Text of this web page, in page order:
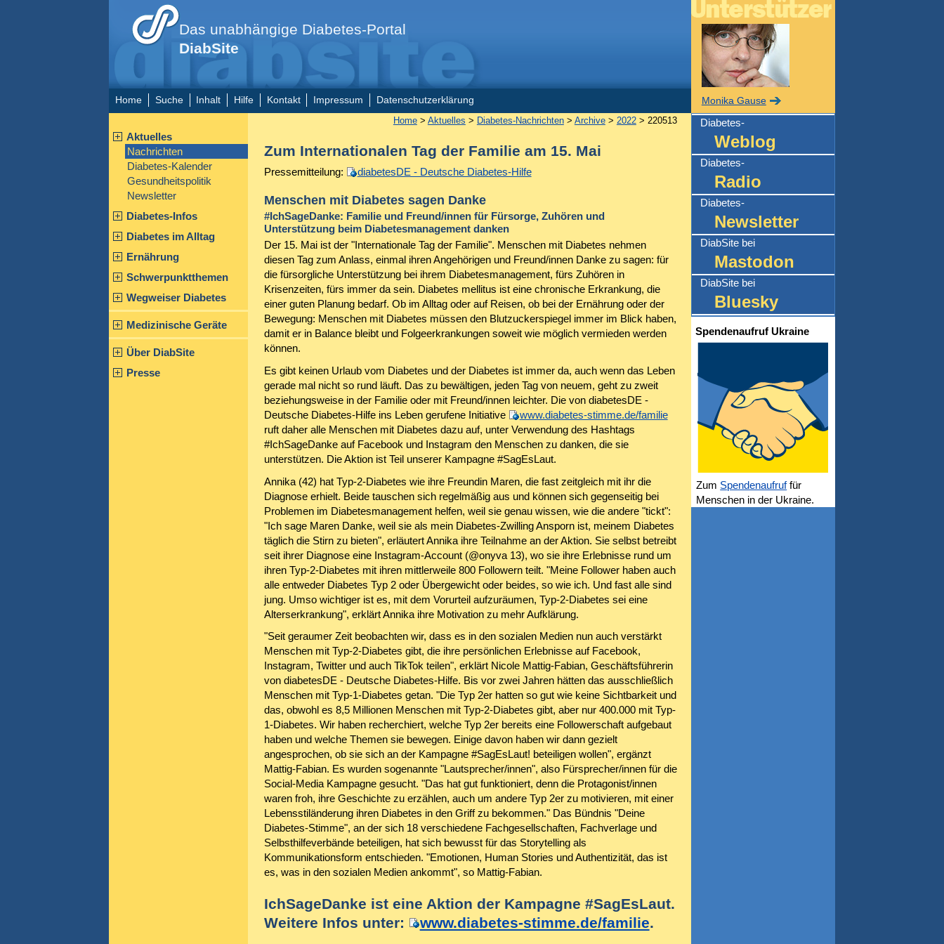
Das unabhängige Diabetes-Portal
DiabSite
Home Suche Inhalt Hilfe Kontakt Impressum Datenschutzerklärung
Aktuelles
Nachrichten
Diabetes-Kalender
Gesundheitspolitik
Newsletter
Diabetes-Infos
Diabetes im Alltag
Ernährung
Schwerpunktthemen
Wegweiser Diabetes
Medizinische Geräte
Über DiabSite
Presse
Home> Aktuelles > Diabetes-Nachrichten> Archive> 2022> 220513
Zum Internationalen Tag der Familie am 15. Mai
Pressemitteilung: diabetesDE - Deutsche Diabetes-Hilfe
Menschen mit Diabetes sagen Danke
#IchSageDanke: Familie und Freund/innen für Fürsorge, Zuhören und
Unterstützung beim Diabetesmanagement danken
Der 15. Mai ist der "Internationale Tag der Familie". Menschen mit Diabetes nehmen
diesen Tag zum Anlass, einmal ihren Angehörigen und Freund/innen Danke zu sagen: für
die fürsorgliche Unterstützung bei ihrem Diabetesmanagement, fürs Zuhören in
Krisenzeiten, fürs immer da sein. Diabetes mellitus ist eine chronische Erkrankung, die
einer guten Planung bedarf. Ob im Alltag oder auf Reisen, ob bei der Ernährung oder der
Bewegung: Menschen mit Diabetes müssen den Blutzuckerspiegel immer im Blick haben,
damit er in Balance bleibt und Folgeerkrankungen soweit wie möglich vermieden werden
können.
Es gibt keinen Urlaub vom Diabetes und der Diabetes ist immer da, auch wenn das Leben
gerade mal nicht so rund läuft. Das zu bewältigen, jeden Tag von neuem, geht zu zweit
beziehungsweise in der Familie oder mit Freund/innen leichter. Die von diabetesDE -
Deutsche Diabetes-Hilfe ins Leben gerufene Initiative
www.diabetes-stimme.de/familie
ruft daher alle Menschen mit Diabetes dazu auf, unter Verwendung des Hashtags
#IchSageDanke auf Facebook und Instagram den Menschen zu danken, die sie
unterstützen. Die Aktion ist Teil unserer Kampagne #SagEsLaut.
Annika (42) hat Typ-2-Diabetes wie ihre Freundin Maren, die fast zeitgleich mit ihr die
Diagnose erhielt. Beide tauschen sich regelmäßig aus und können sich gegenseitig bei
Problemen im Diabetesmanagement helfen, weil sie genau wissen, wie die andere "tickt":
"Ich sage Maren Danke, weil sie als mein Diabetes-Zwilling Ansporn ist, meinem Diabetes
täglich die Stirn zu bieten", erläutert Annika ihre Teilnahme an der Aktion. Sie selbst betreibt
seit ihrer Diagnose eine Instagram-Account (@onyva 13), wo sie ihre Erlebnisse rund um
ihren Typ-2-Diabetes mit ihren mittlerweile 800 Followern teilt. "Meine Follower haben auch
alle entweder Diabetes Typ 2 oder Übergewicht oder beides, so wie ich. Und fast alle sind
jung. Umso wichtiger ist es, mit dem Vorurteil aufzuräumen, Typ-2-Diabetes sei eine
Alterserkrankung", erklärt Annika ihre Motivation zu mehr Aufklärung.
"Seit geraumer Zeit beobachten wir, dass es in den sozialen Medien nun auch verstärkt
Menschen mit Typ-2-Diabetes gibt, die ihre persönlichen Erlebnisse auf Facebook,
Instagram, Twitter und auch TikTok teilen", erklärt Nicole Mattig-Fabian, Geschäftsführerin
von diabetesDE - Deutsche Diabetes-Hilfe. Bis vor zwei Jahren hätten das ausschließlich
Menschen mit Typ-1-Diabetes getan. "Die Typ 2er hatten so gut wie keine Sichtbarkeit und
das, obwohl es 8,5 Millionen Menschen mit Typ-2-Diabetes gibt, aber nur 400.000 mit Typ-
1-Diabetes. Wir haben recherchiert, welche Typ 2er bereits eine Followerschaft aufgebaut
haben und welche Themen sie bewegen. Einige davon haben wir dann gezielt
angesprochen, ob sie sich an der Kampagne #SagEsLaut! beteiligen wollen", ergänzt
Mattig-Fabian. Es wurden sogenannte "Lautsprecher/innen", also Fürsprecher/innen für die
Social-Media Kampagne gesucht. "Das hat gut funktioniert, denn die Protagonist/innen
waren froh, ihre Geschichte zu erzählen, auch um andere Typ 2er zu motivieren, mit einer
Lebensstiländerung ihren Diabetes in den Griff zu bekommen." Das Bündnis "Deine
Diabetes-Stimme", an der sich 18 verschiedene Fachgesellschaften, Fachverlage und
Selbsthilfeverbände beteiligen, hat sich bewusst für das Storytelling als
Kommunikationsform entschieden. "Emotionen, Human Stories und Authentizität, das ist
es, was in den sozialen Medien ankommt", so Mattig-Fabian.
IchSageDanke ist eine Aktion der Kampagne #SagEsLaut.
Weitere Infos unter:
www.diabetes-stimme.de/familie.
Monika Gause
Diabetes-
Weblog
Diabetes-
Radio
Diabetes-
Newsletter
DiabSite bei
Mastodon
DiabSite bei
Bluesky
Spendenaufruf Ukraine
Zum Spendenaufruffür
Menschen in der Ukraine.